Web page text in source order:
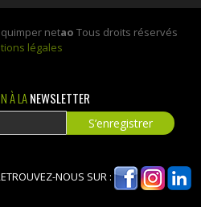
netao Tous droits réservés
légales
À LANEWSLETTER
NOUS SUR :